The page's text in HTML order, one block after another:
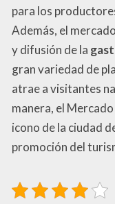
para los
Además, el
y difusión de la
gran variedad de
atrae a visitantes
manera, el
icono de la ciudad
promoción del